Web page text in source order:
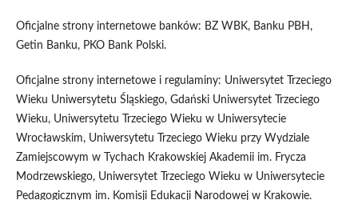
Oficjalne strony internetowe banków: BZ WBK, Banku PBH,
Getin Banku, PKO Bank Polski.
Oficjalne strony internetowe i regulaminy: Uniwersytet Trzeciego
Wieku Uniwersytetu Śląskiego, Gdański Uniwersytet Trzeciego
Wieku, Uniwersytetu Trzeciego Wieku w Uniwersytecie
Wrocławskim, Uniwersytetu Trzeciego Wieku przy Wydziale
Zamiejscowym w Tychach Krakowskiej Akademii im. Frycza
Modrzewskiego, Uniwersytet Trzeciego Wieku w Uniwersytecie
Pedagogicznym im. Komisji Edukacji Narodowej w Krakowie.